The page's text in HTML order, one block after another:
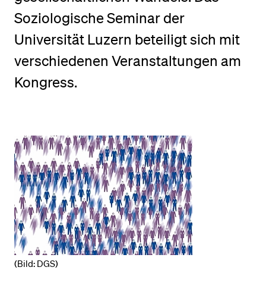
Soziologische Seminar der
Universität Luzern beteiligt sich mit
verschiedenen Veranstaltungen am
Kongress.
(Bild: DGS)
Vorlesungsverzeichnis
Bibliothek
Sportangebot
Menuplan Mensa